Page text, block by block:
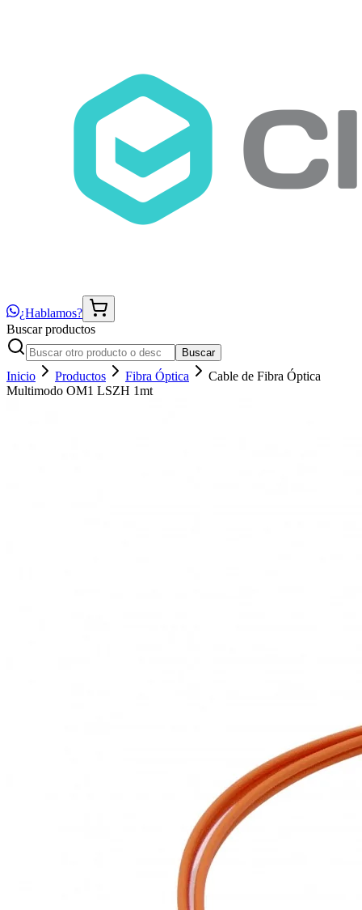
¿Hablamos?
Buscar productos
Buscar
Inicio Productos Fibra Óptica
Cable de Fibra Óptica
Multimodo OM1 LSZH 1mt